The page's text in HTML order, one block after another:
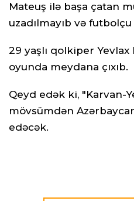
Mateuş ilə başa çatan
uzadılmayıb və
29 yaşlı qolkiper
oyunda meydana çıxıb.
Qeyd edək ki, "Karvan-
mövsümdən Azərbaycan
edəcək.